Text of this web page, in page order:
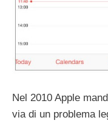
Nel 2010 Apple
via di un problema